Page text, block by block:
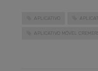
APLICATIVO
APLICATIVO MÓVEL